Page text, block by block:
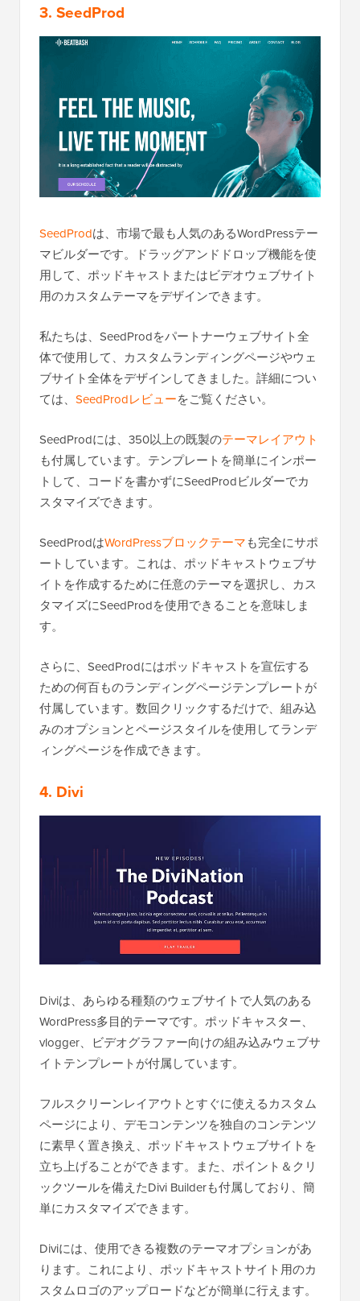
3. SeedProd
SeedProdは、市場で最も人気のあるWordPressテー
マビルダーです。ドラッグアンドドロップ機能を使
用して、ポッドキャストまたはビデオウェブサイト
用のカスタムテーマをデザインできます。
私たちは、SeedProdをパートナーウェブサイト全
体で使用して、カスタムランディングページやウェ
ブサイト全体をデザインしてきました。詳細につい
ては、 SeedProdレビューをご覧ください。
SeedProdには、350以上の既製のテーマレイアウト
も付属しています。テンプレートを簡単にインポー
トして、コードを書かずにSeedProdビルダーでカ
スタマイズできます。
SeedProdはWordPressブロックテーマも完全にサポ
ートしています。これは、ポッドキャストウェブサ
イトを作成するために任意のテーマを選択し、カス
タマイズにSeedProdを使用できることを意味しま
す。
さらに、SeedProdにはポッドキャストを宣伝する
ための何百ものランディングページテンプレートが
付属しています。数回クリックするだけで、組み込
みのオプションとページスタイルを使用してランデ
ィングページを作成できます。
4. Divi
Diviは、あらゆる種類のウェブサイトで人気のある
WordPress多目的テーマです。ポッドキャスター、
vlogger、ビデオグラファー向けの組み込みウェブサ
イトテンプレートが付属しています。
フルスクリーンレイアウトとすぐに使えるカスタム
ページにより、デモコンテンツを独自のコンテンツ
に素早く置き換え、ポッドキャストウェブサイトを
立ち上げることができます。また、ポイント＆クリ
ックツールを備えたDivi Builderも付属しており、簡
単にカスタマイズできます。
Diviには、使用できる複数のテーマオプションがあ
ります。これにより、ポッドキャストサイト用のカ
スタムロゴのアップロードなどが簡単に行えます。